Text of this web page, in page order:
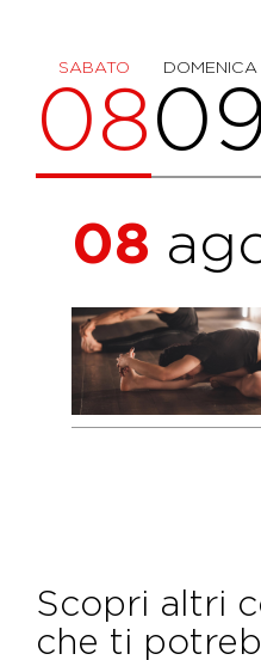
SABATO
08 DOMENICA
08
Scopri altri
che ti